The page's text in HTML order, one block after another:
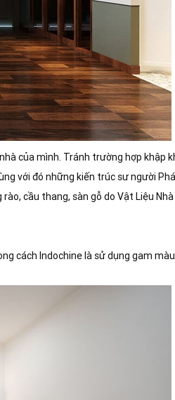
của mình. Tránh trường hợp khập
với đó những kiến trúc sư người
cầu thang, sàn gỗ do Vật Liệu
cách Indochine là sử dụng gam